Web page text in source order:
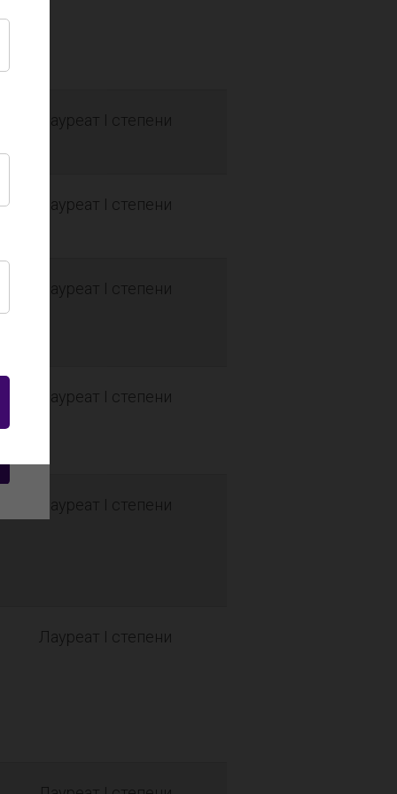
Лауреат I степени
Лауреат I степени
Лауреат I степени
Лауреат I степени
Лауреат I степени
Лауреат I степени